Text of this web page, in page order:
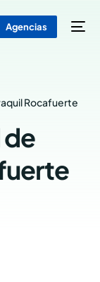
Agencias
Rocafuerte
de